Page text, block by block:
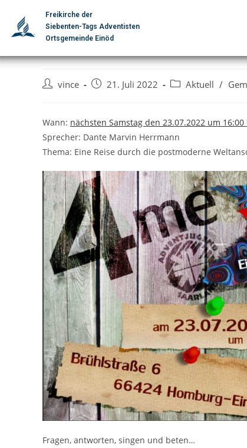
Freikirche der
Siebenten-Tags Adventisten
Ortsgemeinde Einöd
Jugendgottesdienst
vince 21. Juli 2022 Aktuell /
Wann: nächsten Samstag den 23.07.2022 um
Sprecher: Dante Marvin Herrmann
Thema: Eine Reise durch die postmoderne
Fragen, antworten, singen und beten…